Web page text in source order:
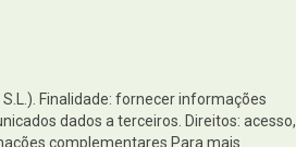
Finalidade: fornecer informações
dados a terceiros. Direitos: acesso,
complementares.Para mais